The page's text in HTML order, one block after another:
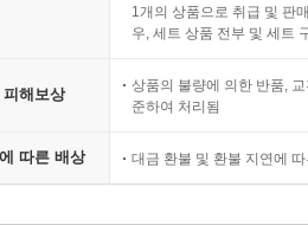
1개의 상품으로 취급 및 판
우, 세트 상품 전부 및 세트
피해보상
상품의 불량에 의한 반품,
준하여 처리됨
따른 배상 대금 환불 및 환불 지연에